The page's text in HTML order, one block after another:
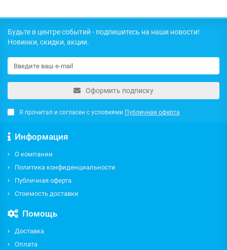
Будьте в центре событий - подпишитесь на наши новости!
Новинки, скидки, акции.
Оформить подписку
Я прочитал и согласен с условиями Публичная оферта
Информация
О компании
Политика конфиденциальности
Публичная оферта
Стоимость доставки
Помощь
Доставка
Оплата